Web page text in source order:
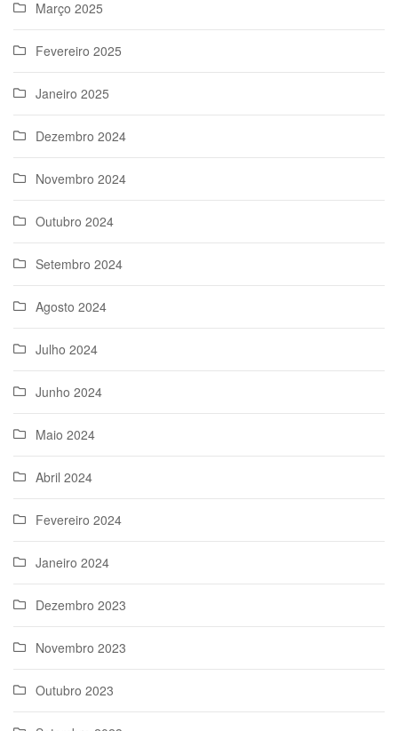
Março 2025
Fevereiro 2025
Janeiro 2025
Dezembro 2024
Novembro 2024
Outubro 2024
Setembro 2024
Agosto 2024
Julho 2024
Junho 2024
Maio 2024
Abril 2024
Fevereiro 2024
Janeiro 2024
Dezembro 2023
Novembro 2023
Outubro 2023